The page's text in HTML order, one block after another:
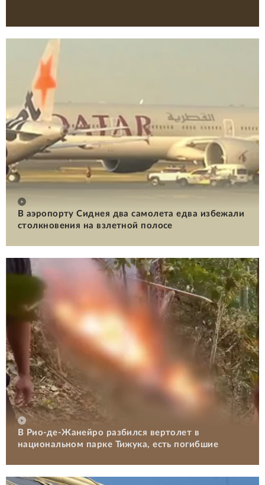
В аэропорту Сиднея два самолета едва избежали
столкновения на взлетной полосе
В Рио-де-Жанейро разбился вертолет в
национальном парке Тижука, есть погибшие